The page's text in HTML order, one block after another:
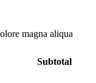
magna aliqua
Subtotal